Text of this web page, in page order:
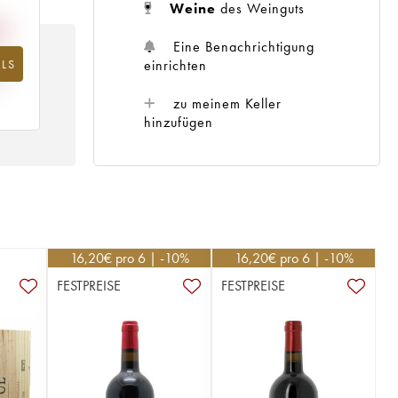
Weine des Weinguts
Eine Benachrichtigung
einrichten
zu meinem Keller
hinzufügen
16,20€ pro 6 | -10%
FESTPREISE
16,20€ pro 6 | -10%
FESTPREISE